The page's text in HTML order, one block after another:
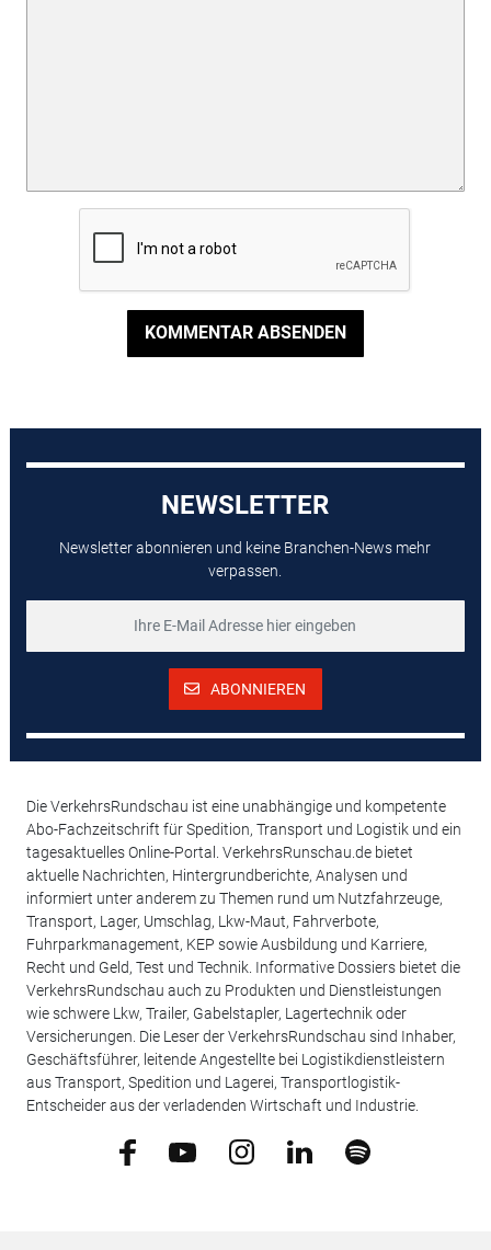
KOMMENTAR ABSENDEN
NEWSLETTER
Newsletter abonnieren und keine Branchen-News mehr
verpassen.
ABONNIEREN
Die VerkehrsRundschau ist eine unabhängige und kompetente
Abo-Fachzeitschrift für Spedition, Transport und Logistik und ein
tagesaktuelles Online-Portal. VerkehrsRunschau.de bietet
aktuelle Nachrichten, Hintergrundberichte, Analysen und
informiert unter anderem zu Themen rund um Nutzfahrzeuge,
Transport, Lager, Umschlag, Lkw-Maut, Fahrverbote,
Fuhrparkmanagement, KEP sowie Ausbildung und Karriere,
Recht und Geld, Test und Technik. Informative Dossiers bietet die
VerkehrsRundschau auch zu Produkten und Dienstleistungen
wie schwere Lkw, Trailer, Gabelstapler, Lagertechnik oder
Versicherungen. Die Leser der VerkehrsRundschau sind Inhaber,
Geschäftsführer, leitende Angestellte bei Logistikdienstleistern
aus Transport, Spedition und Lagerei, Transportlogistik-
Entscheider aus der verladenden Wirtschaft und Industrie.